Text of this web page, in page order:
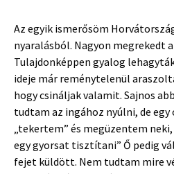
Az egyik ismerősöm
nyaralásból. Nagyon megrekedt
Tulajdonképpen gyalog
ideje már reménytelenül
hogy csináljak valamit. Sajnos
tudtam az ingához nyúlni, de egy
„tekertem” és megüzentem
egy gyorsat tisztítani” Ő pedig
fejet küldött. Nem tudtam mire